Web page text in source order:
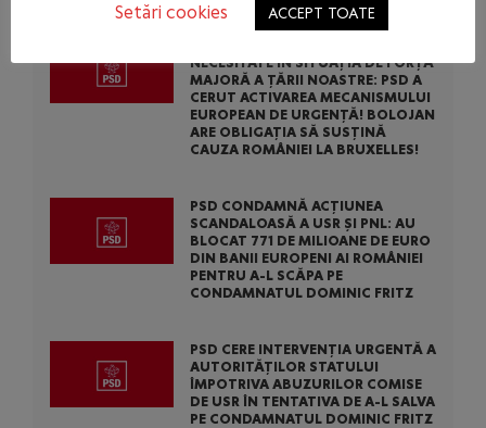
NECESITATE ÎN SITUAȚIA DE FORȚĂ
MAJORĂ A ȚĂRII NOASTRE: PSD A
CERUT ACTIVAREA MECANISMULUI
EUROPEAN DE URGENȚĂ! BOLOJAN
ARE OBLIGAȚIA SĂ SUSȚINĂ
CAUZA ROMÂNIEI LA BRUXELLES!
PSD CONDAMNĂ ACȚIUNEA
SCANDALOASĂ A USR ȘI PNL: AU
BLOCAT 771 DE MILIOANE DE EURO
DIN BANII EUROPENI AI ROMÂNIEI
PENTRU A-L SCĂPA PE
CONDAMNATUL DOMINIC FRITZ
PSD CERE INTERVENȚIA URGENTĂ A
AUTORITĂȚILOR STATULUI
ÎMPOTRIVA ABUZURILOR COMISE
DE USR ÎN TENTATIVA DE A-L SALVA
PE CONDAMNATUL DOMINIC FRITZ
Setări cookies
ACCEPT TOATE